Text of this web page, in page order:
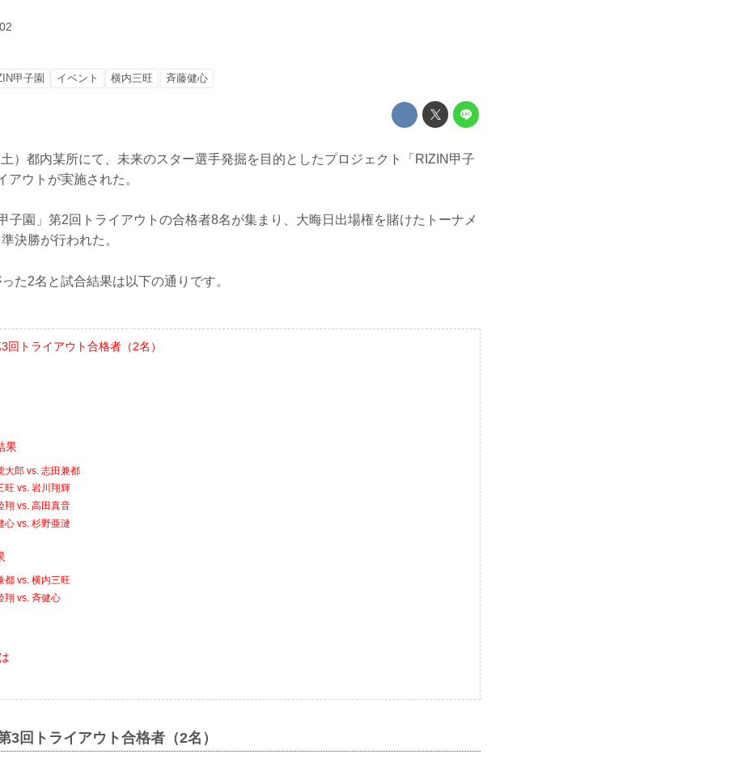
甲子園 イベント 横内三旺 ⻫藤健心
）都内某所にて、未来のスター選手発掘を目的としたプロジェクト「RIZIN甲子
アウトが実施された。
子園」第2回トライアウトの合格者8名が集まり、大晦日出場権を賭けたトーナメ
決勝が行われた。
た2名と試合結果は以下の通りです。
回トライアウト合格者（2名）
果
大郎 vs. 志田兼都
旺 vs. 岩川翔輝
翔 vs. 高田真音
心 vs. 杉野亜漣
都 vs. 横内三旺
翔 vs. 斉健心
3回トライアウト合格者（2名）